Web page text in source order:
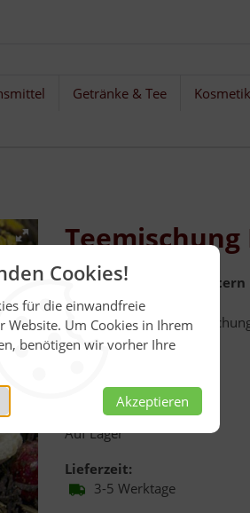
Cookies!
für die einwandfreie
Website. Um Cookies in Ihrem
benötigen wir vorher Ihre
Akzeptieren
Getränke & Tee Kosmetik
Teemischung mit
Pfirsich-Geschmack.
Schwarztee-/
Inhalt: 100 g
Verfügbarkeit:
Auf Lager
Lieferzeit:
3-5 Werktage